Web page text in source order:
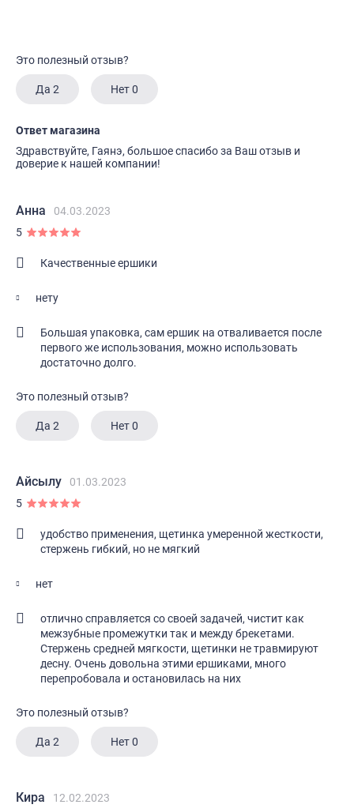
Это полезный отзыв?
Да 2 Нет0
Ответ магазина
Здравствуйте, Гаянэ, большое спасибо за Ваш отзыв и
доверие к нашей компании!
Анна
04.03.2023
5
Качественные ершики
нету
Большая упаковка, сам ершик на отваливается после
первого же использования, можно использовать
достаточно долго.
Это полезный отзыв?
Да 2 Нет0
Айсылу
01.03.2023
5
удобство применения, щетинка умеренной жесткости,
стержень гибкий, но не мягкий
нет
отлично справляется со своей задачей, чистит как
межзубные промежутки так и между брекетами.
Стержень средней мягкости, щетинки не травмируют
десну. Очень довольна этими ершиками, много
перепробовала и остановилась на них
Это полезный отзыв?
Да 2 Нет0
Кира
12.02.2023